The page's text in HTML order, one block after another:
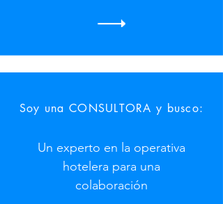
Soy una CONSULTORA y busco:
Un experto en la operativa
hotelera para una
colaboración